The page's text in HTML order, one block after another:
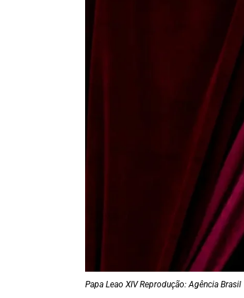
Papa Leao XIV Reprodução: Agência Brasil